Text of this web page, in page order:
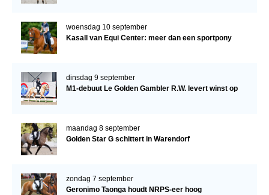
woensdag 10 september
Kasall van Equi Center: meer dan een sportpony
dinsdag 9 september
M1-debuut Le Golden Gambler R.W. levert winst op
maandag 8 september
Golden Star G schittert in Warendorf
zondag 7 september
Geronimo Taonga houdt NRPS-eer hoog